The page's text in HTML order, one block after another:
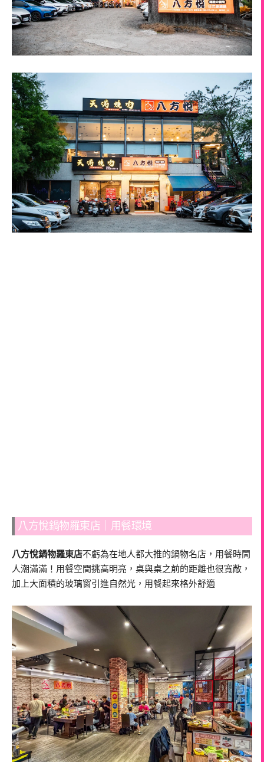
八方悅鍋物羅東店｜用餐環境
八方悅鍋物羅東店不虧為在地人都大推的鍋物名店，用餐時間
人潮滿滿！用餐空間挑高明亮，桌與桌之前的距離也很寬敞，
加上大面積的玻璃窗引進自然光，用餐起來格外舒適